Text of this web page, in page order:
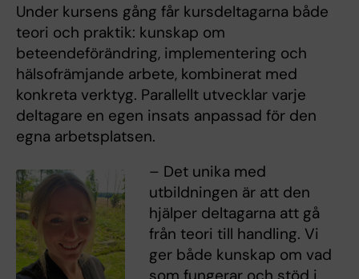
Under kursens gång får kursdeltagarna både
teori och praktik: kunskap om
beteendeförändring, implementering och
hälsofrämjande arbete, kombinerat med
konkreta verktyg. Parallellt utvecklar varje
deltagare en egen insats anpassad för den
egna arbetsplatsen.
– Det unika med
utbildningen är att den
hjälper deltagarna att gå
från teori till handling. Vi
ger både kunskap om vad